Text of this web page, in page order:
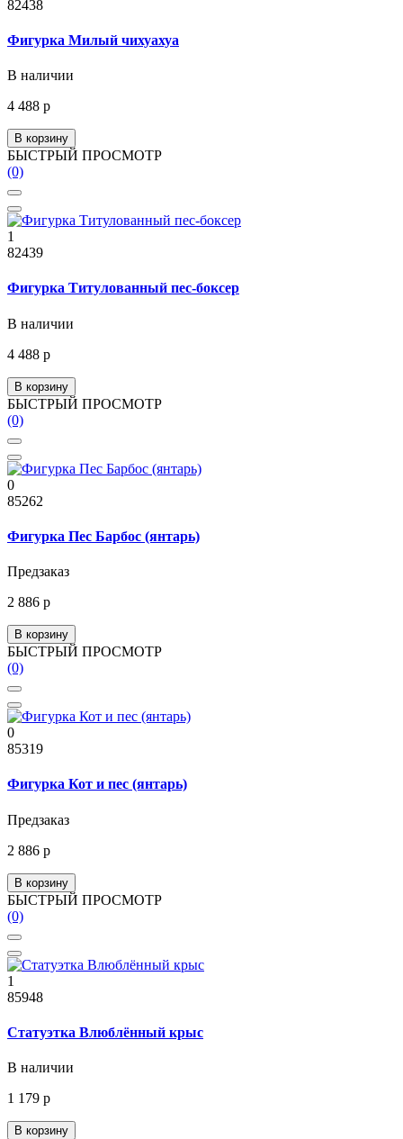
82438
Фигурка Милый чихуахуа
В наличии
4 488 р
В корзину
БЫСТРЫЙ ПРОСМОТР
(0)
1
82439
Фигурка Титулованный пес-боксер
В наличии
4 488 р
В корзину
БЫСТРЫЙ ПРОСМОТР
(0)
0
85262
Фигурка Пес Барбос (янтарь)
Предзаказ
2 886 р
В корзину
БЫСТРЫЙ ПРОСМОТР
(0)
0
85319
Фигурка Кот и пес (янтарь)
Предзаказ
2 886 р
В корзину
БЫСТРЫЙ ПРОСМОТР
(0)
1
85948
Статуэтка Влюблённый крыс
В наличии
1 179 р
В корзину